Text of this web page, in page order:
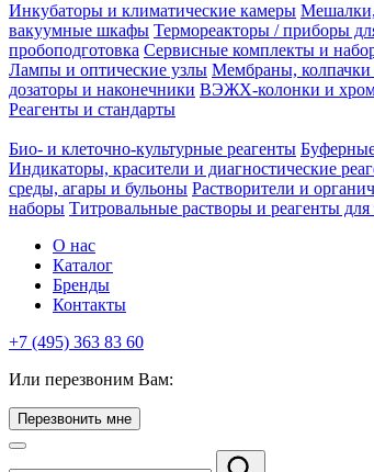
Инкубаторы и климатические камеры Мешалки,
вакуумные шкафы Термореакторы / приборы
пробоподготовка Сервисные комплекты и
Лампы и оптические узлы Мембраны, колпачки
дозаторы и наконечники ВЭЖХ-колонки и
Реагенты и стандарты
Био- и клеточно-культурные реагенты
Индикаторы, красители и диагностические
среды, агары и бульоны Растворители и
наборы Титровальные растворы и реагенты для
О нас
Каталог
Бренды
Контакты
+7 (495) 363 83 60
Или перезвоним Вам:
Перезвонить мне